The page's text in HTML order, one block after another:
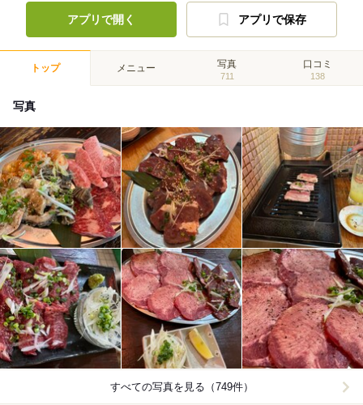
アプリで開く アプリで保存
トップ メニュー 写真
711
口コミ
138
写真
すべての写真を見る（749件）